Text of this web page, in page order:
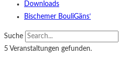
Downloads
Bischemer BouliGäns‘
Suche
5 Veranstaltungen gefunden.